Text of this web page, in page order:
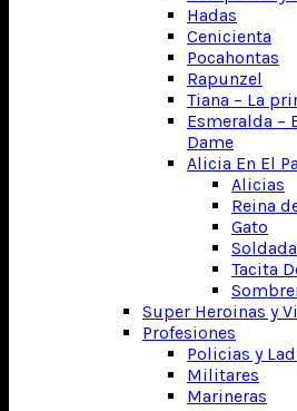
Hadas
Cenicienta
Pocahontas
Rapunzel
Tiana – La
Esmeralda –
Dame
Alicia En El
Alicias
Reina
Gato
Tacita
Super Heroinas y
Profesiones
Policias y
Militares
Marineras